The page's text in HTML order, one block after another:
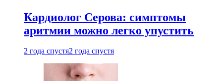
Кардиолог Серова: симптомы
аритмии можно легко упустить
2 года спустя2 года спустя